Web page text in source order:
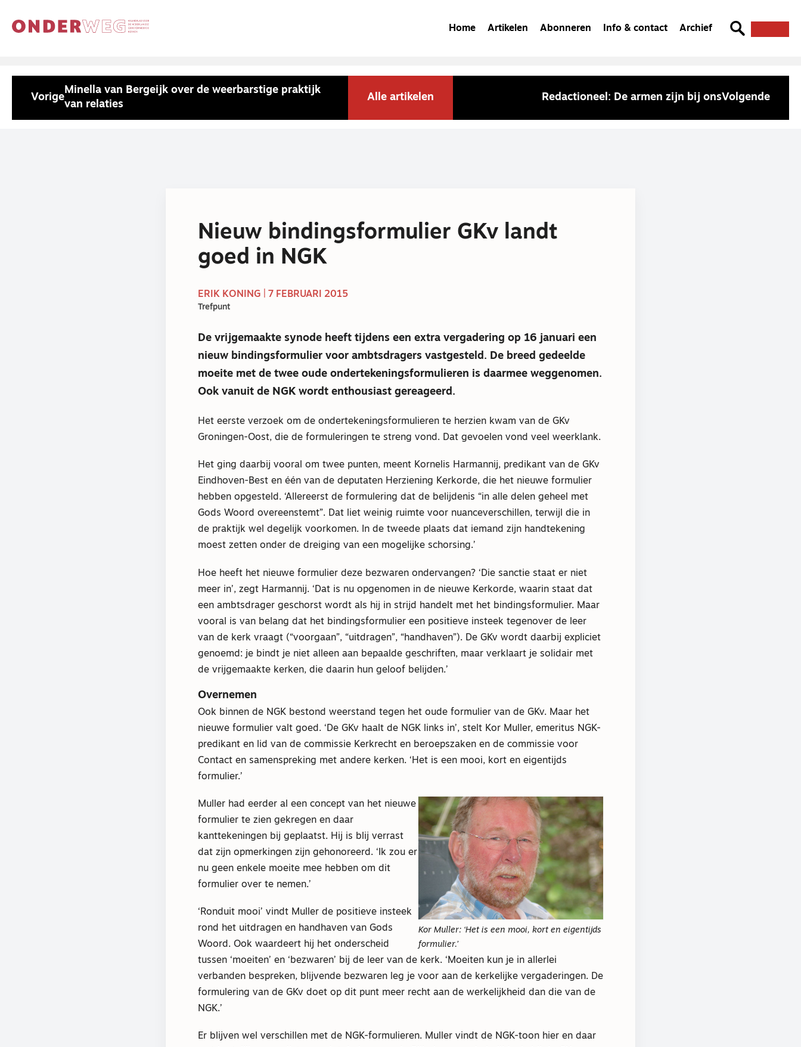
Home Artikelen Abonneren Info & contact Archief
Vorige
Minella van Bergeijk over de weerbarstige praktijk
van relaties
Alle artikelen Redactioneel: De armen zijn bij onsVolgende
Nieuw bindingsformulier GKv landt
goed in NGK
ERIK KONING | 7 FEBRUARI 2015
Trefpunt
De vrijgemaakte synode heeft tijdens een extra vergadering op 16 januari een
nieuw bindingsformulier voor ambtsdragers vastgesteld. De breed gedeelde
moeite met de twee oude ondertekeningsformulieren is daarmee weggenomen.
Ook vanuit de NGK wordt enthousiast gereageerd.
Het eerste verzoek om de ondertekeningsformulieren te herzien kwam van de GKv
Groningen-Oost, die de formuleringen te streng vond. Dat gevoelen vond veel weerklank.
Het ging daarbij vooral om twee punten, meent Kornelis Harmannij, predikant van de GKv
Eindhoven-Best en één van de deputaten Herziening Kerkorde, die het nieuwe formulier
hebben opgesteld. ‘Allereerst de formulering dat de belijdenis “in alle delen geheel met
Gods Woord overeenstemt”. Dat liet weinig ruimte voor nuanceverschillen, terwijl die in
de praktijk wel degelijk voorkomen. In de tweede plaats dat iemand zijn handtekening
moest zetten onder de dreiging van een mogelijke schorsing.’
Hoe heeft het nieuwe formulier deze bezwaren ondervangen? ‘Die sanctie staat er niet
meer in’, zegt Harmannij. ‘Dat is nu opgenomen in de nieuwe Kerkorde, waarin staat dat
een ambtsdrager geschorst wordt als hij in strijd handelt met het bindingsformulier. Maar
vooral is van belang dat het bindingsformulier een positieve insteek tegenover de leer
van de kerk vraagt (“voorgaan”, “uitdragen”, “handhaven”). De GKv wordt daarbij expliciet
genoemd: je bindt je niet alleen aan bepaalde geschriften, maar verklaart je solidair met
de vrijgemaakte kerken, die daarin hun geloof belijden.’
Overnemen
Ook binnen de NGK bestond weerstand tegen het oude formulier van de GKv. Maar het
nieuwe formulier valt goed. ‘De GKv haalt de NGK links in’, stelt Kor Muller, emeritus NGK-
predikant en lid van de commissie Kerkrecht en beroepszaken en de commissie voor
Contact en samenspreking met andere kerken. ‘Het is een mooi, kort en eigentijds
formulier.’
Kor Muller: ‘Het is een mooi, kort en eigentijds
formulier.’
Muller had eerder al een concept van het nieuwe
formulier te zien gekregen en daar
kanttekeningen bij geplaatst. Hij is blij verrast
dat zijn opmerkingen zijn gehonoreerd. ‘Ik zou er
nu geen enkele moeite mee hebben om dit
formulier over te nemen.’
‘Ronduit mooi’ vindt Muller de positieve insteek
rond het uitdragen en handhaven van Gods
Woord. Ook waardeert hij het onderscheid
tussen ‘moeiten’ en ‘bezwaren’ bij de leer van de kerk. ‘Moeiten kun je in allerlei
verbanden bespreken, blijvende bezwaren leg je voor aan de kerkelijke vergaderingen. De
formulering van de GKv doet op dit punt meer recht aan de werkelijkheid dan die van de
NGK.’
Er blijven wel verschillen met de NGK-formulieren. Muller vindt de NGK-toon hier en daar